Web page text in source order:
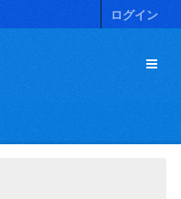
ログイン